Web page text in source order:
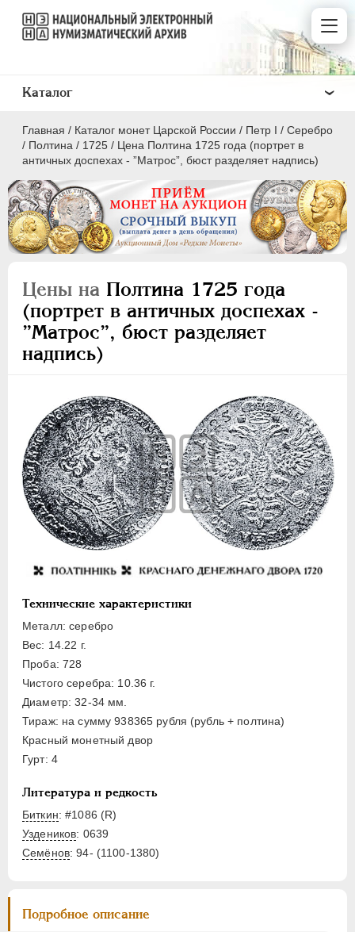
Главная / Каталог монет Царской России / Пeтр I / Серебро
/ Полтина / 1725 / Цена Полтина 1725 года (портрет в
античных доспехах - ”Матрос”, бюст разделяет надпись)
Цены на Полтина 1725 года
(портрет в античных доспехах -
”Матрос”, бюст разделяет
надпись)
Технические характеристики
Металл: серебро
Вес: 14.22 г.
Проба: 728
Чистого серебра: 10.36 г.
Диаметр: 32-34 мм.
Тираж: на сумму 938365 рубля (рубль + полтина)
Красный монетный двор
Гурт: 4
Литература и редкость
Биткин: #1086 (R)
Уздеников: 0639
Семёнов: 94- (1100-1380)
Подробное описание
Каталог
ПEТР I 1699 - 1725
Серебро
1 рубль
Полтина
Полуполтинник
Гривна
10 денег
5 копеек
Алтын(ник)
1 копейка
Медь
Пробные
Для Речи Посполитой
ЕКАТЕРИНА I 1725-1727
ПЕТР II 1727-1729
АННА ИОАННОВНА
ИОАНН АНТОНОВИЧ
ЕЛИЗАВЕТА 1741-1762
ПЕТР III
1762-1762
ЕКАТЕРИНА II
АЛЕКСАНДР I 1801-1825
НИКОЛАЙ I 1826-1855
АЛЕКСАНДР II
ВРЕМЕННОЕ ПРАВ. 1917-1918